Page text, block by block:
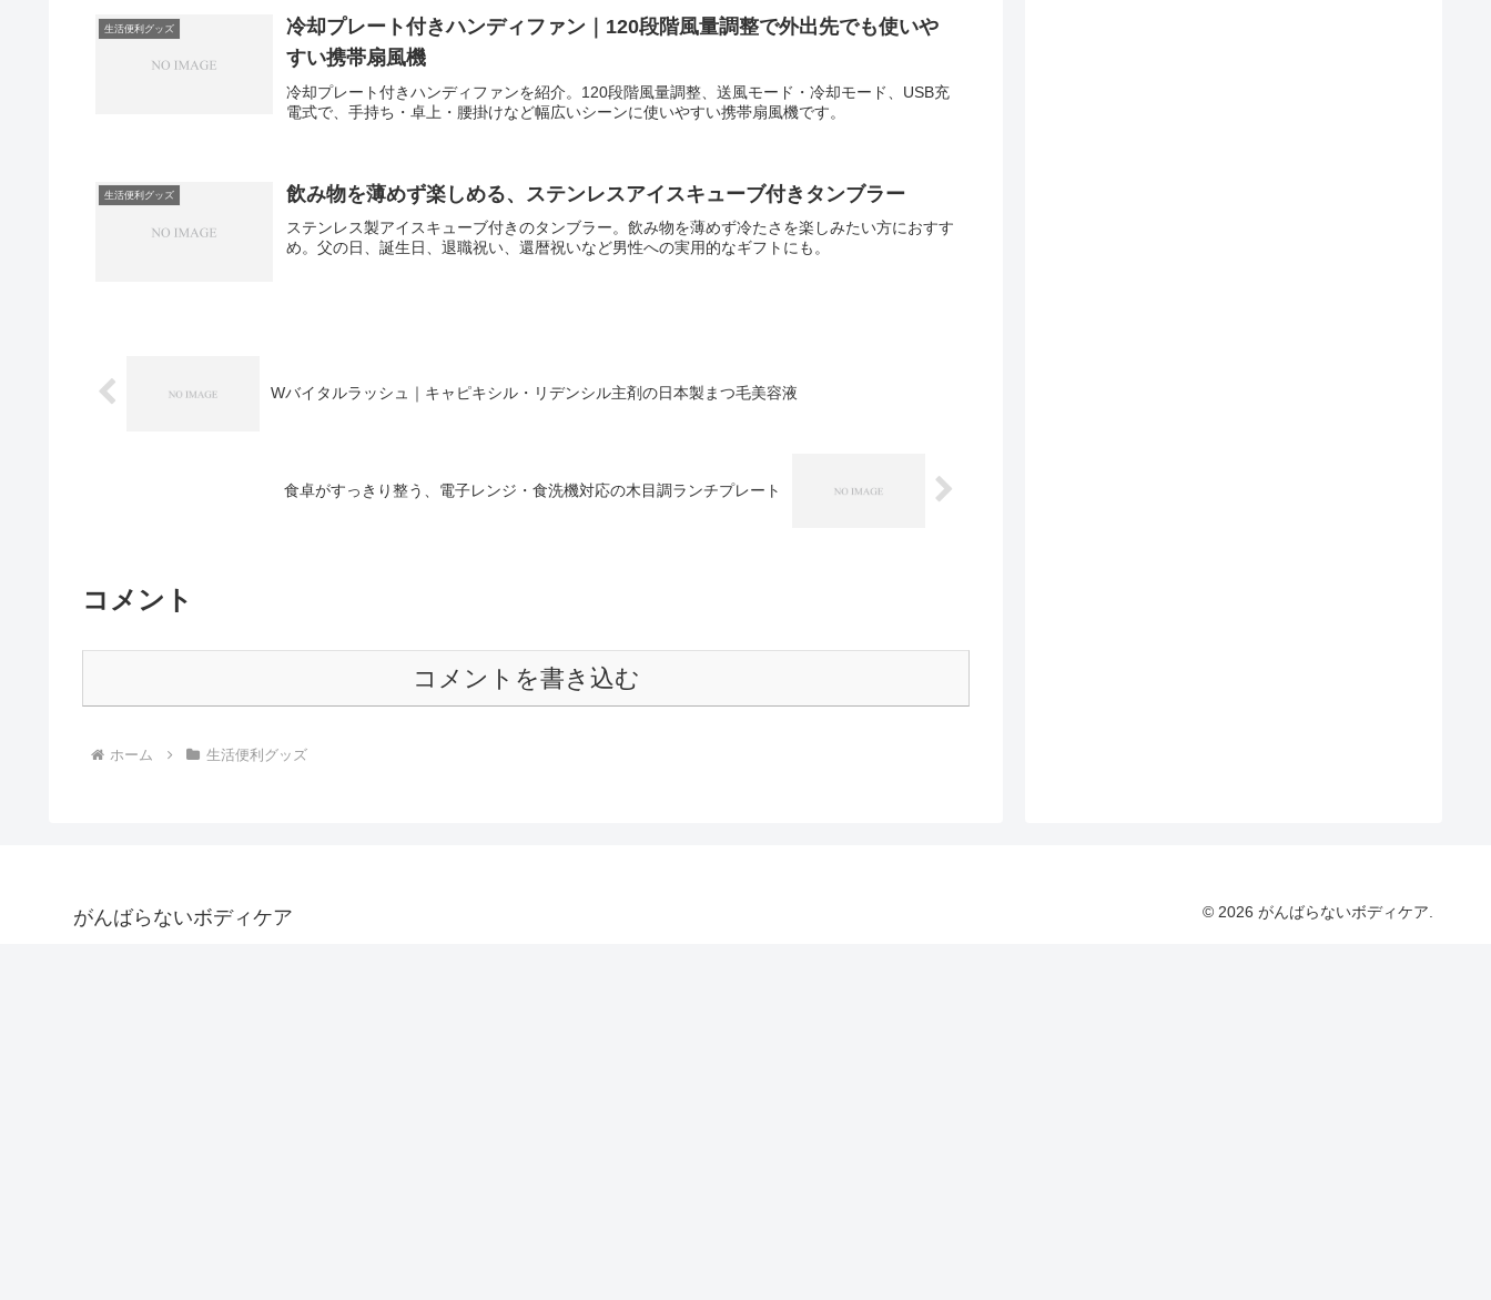
生活便利グッズ
冷却プレート付きハンディファン｜120段階風量調整で外出先でも使いや
すい携帯扇風機
冷却プレート付きハンディファンを紹介。120段階風量調整、送風モード・冷却モード、USB充
電式で、手持ち・卓上・腰掛けなど幅広いシーンに使いやすい携帯扇風機です。
生活便利グッズ 飲み物を薄めず楽しめる、ステンレスアイスキューブ付きタンブラー
ステンレス製アイスキューブ付きのタンブラー。飲み物を薄めず冷たさを楽しみたい方におすす
め。父の日、誕生日、退職祝い、還暦祝いなど男性への実用的なギフトにも。
Wバイタルラッシュ｜キャピキシル・リデンシル主剤の日本製まつ毛美容液
食卓がすっきり整う、電子レンジ・食洗機対応の木目調ランチプレート
コメント
コメントを書き込む
ホーム 生活便利グッズ
がんばらないボディケア © 2026 がんばらないボディケア.